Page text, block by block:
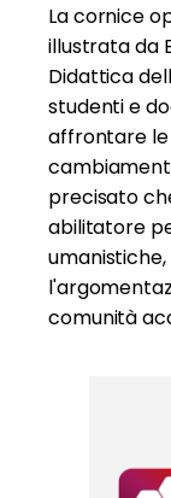
La cornice
illustrata da
Didattica
studenti e
affrontare le
precisato
abilitatore
comunità